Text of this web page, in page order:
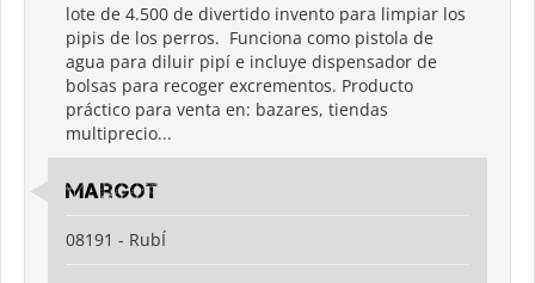
lote de 4.500 de divertido invento para limpiar los
pipis de los perros. Funciona como pistola de
agua para diluir pipí e incluye dispensador de
bolsas para recoger excrementos. Producto
práctico para venta en: bazares, tiendas
multiprecio...
Margot
08191 - RubÍ